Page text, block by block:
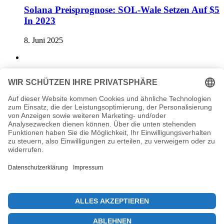
Solana Preisprognose: SOL-Wale Setzen Auf $5
In 2023
8. Juni 2025
Bitcoin zu Altcoins Wechsel: Anleitung für
Investoren
4. Juni 2025
Previous post
Bit Digital Ethereum Staking: Wechsel von Bitcoin zu Ethereum
© 2026 KryptoInsights.de
ImpressumDatenschutz